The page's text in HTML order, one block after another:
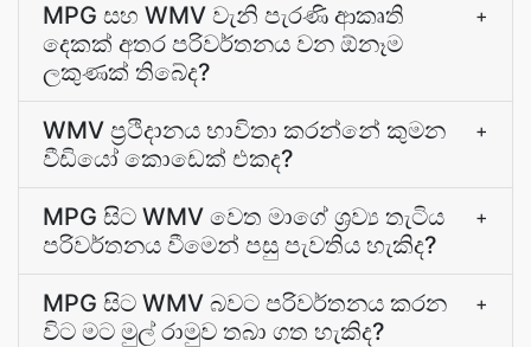
MPG සහ WMV වැනි පැරණි ආකෘති
දෙකක් අතර පරිවර්තනය වන ඕනෑම
ලකුණක් තිබේද?
+
WMV ප්‍රථිදානය භාවිතා කරන්නේ කුමන
වීඩියෝ කොඩෙක් එකද?
+
MPG සිට WMV වෙත මාගේ ශ්‍රව්‍ය තැටිය
පරිවර්තනය වීමෙන් පසු පැවතිය හැකිද?
+
MPG සිට WMV බවට පරිවර්තනය කරන
විට මට මුල් රාමුව තබා ගත හැකිද?
+